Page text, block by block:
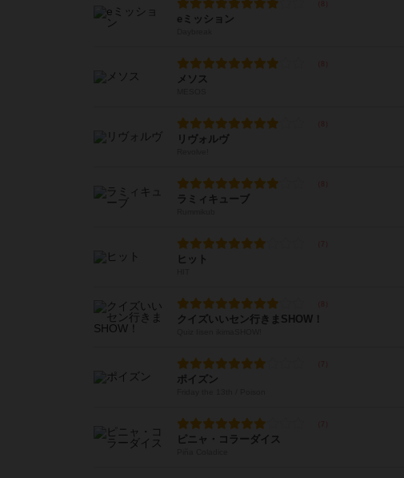
eミッション
メソス
リヴォルヴ
ラミィキューブ
ヒット
クイズいいセン行きまSHOW！
ポイズン
ピニャ・コラーダイス